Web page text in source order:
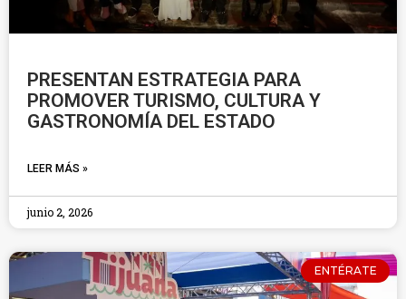
PRESENTAN ESTRATEGIA PARA
PROMOVER TURISMO, CULTURA Y
GASTRONOMÍA DEL ESTADO
LEER MÁS »
junio 2, 2026
ENTÉRATE